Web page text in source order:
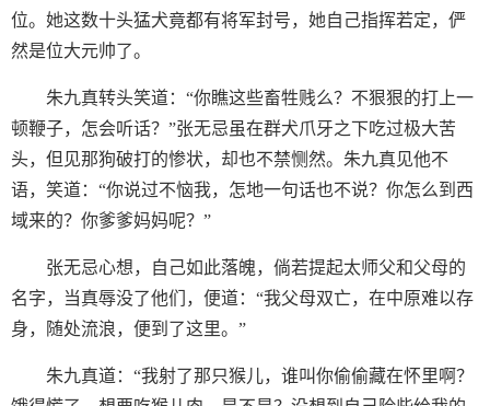
位。她这数十头猛犬竟都有将军封号，她自己指挥若定，俨
然是位大元帅了。
朱九真转头笑道：“你瞧这些畜牲贱么？不狠狠的打上一
顿鞭子，怎会听话？”张无忌虽在群犬爪牙之下吃过极大苦
头，但见那狗破打的惨状，却也不禁恻然。朱九真见他不
语，笑道：“你说过不恼我，怎地一句话也不说？你怎么到西
域来的？你爹爹妈妈呢？”
张无忌心想，自己如此落魄，倘若提起太师父和父母的
名字，当真辱没了他们，便道：“我父母双亡，在中原难以存
身，随处流浪，便到了这里。”
朱九真道：“我射了那只猴儿，谁叫你偷偷藏在怀里啊？